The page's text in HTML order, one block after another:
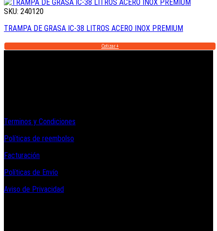
SKU: 240120
TRAMPA DE GRASA IC-38 LITROS ACERO INOX PREMIUM
Cotizar +
Terminos y Condiciones
Políticas de reembolso
Facturación
Políticas de Envío
Aviso de Privacidad